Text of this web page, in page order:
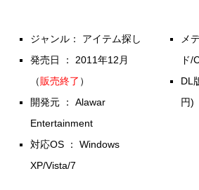
ジャンル： アイテム探し
発売日 ： 2011年12月
（販売終了 ）
開発元 ： Alawar
Entertainment
対応OS ： Windows
XP/Vista/7
メ
ド/
DL
円)